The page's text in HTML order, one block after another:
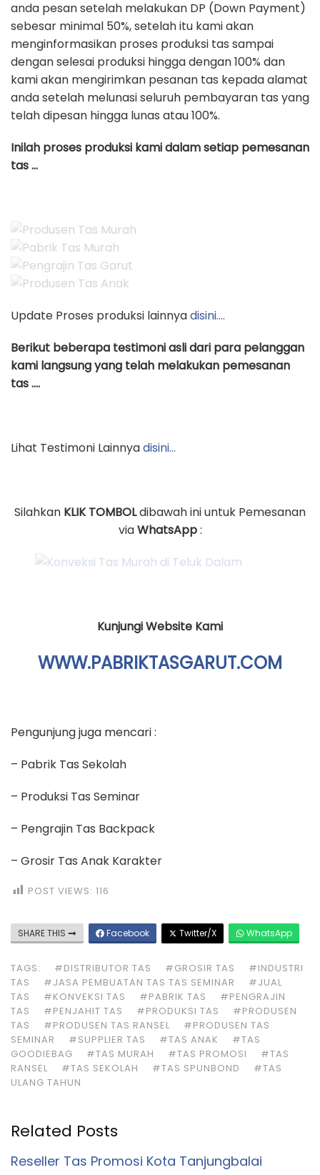
anda pesan setelah melakukan DP (Down Payment)
sebesar minimal 50%, setelah itu kami akan
menginformasikan proses produksi tas sampai
dengan selesai produksi hingga dengan 100% dan
kami akan mengirimkan pesanan tas kepada alamat
anda setelah melunasi seluruh pembayaran tas yang
telah dipesan hingga lunas atau 100%.
Inilah proses produksi kami dalam setiap pemesanan
tas …
Update Proses produksi lainnyadisini….
Berikut beberapa testimoni asli dari para pelanggan
kami langsung yang telah melakukan pemesanan
tas ….
Lihat Testimoni Lainnyadisini…
Silahkan KLIK TOMBOLdibawah ini untuk Pemesanan
viaWhatsApp:
Kunjungi Website Kami
WWW.PABRIKTASGARUT.COM
Pengunjung juga mencari :
– Pabrik Tas Sekolah
– Produksi Tas Seminar
– Pengrajin Tas Backpack
– Grosir Tas Anak Karakter
POST VIEWS: 116
SHARE THIS Facebook Twitter/X WhatsApp
TAGS: #DISTRIBUTOR TAS #GROSIR TAS
#INDUSTRI
TAS
#JASA PEMBUATAN TAS TAS SEMINAR
#JUAL
TAS
#KONVEKSI TAS #PABRIK TAS
#PENGRAJIN
TAS
#PENJAHIT TAS #PRODUKSI TAS
#PRODUSEN
TAS
#PRODUSEN TAS RANSEL
#PRODUSEN TAS
SEMINAR
#SUPPLIER TAS #TAS ANAK
#TAS
GOODIEBAG
#TAS MURAH #TAS PROMOSI
#TAS
RANSEL
#TAS SEKOLAH #TAS SPUNBOND
#TAS
ULANG TAHUN
Related Posts
Reseller Tas Promosi Kota Tanjungbalai